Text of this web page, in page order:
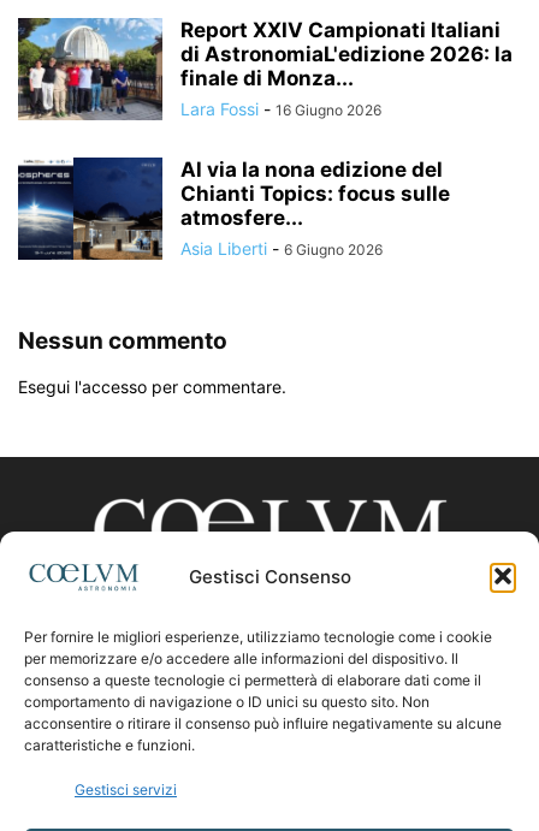
Gestisci Consenso
Per fornire le migliori esperienze, utilizziamo tecnologie come i cookie
per memorizzare e/o accedere alle informazioni del dispositivo. Il
consenso a queste tecnologie ci permetterà di elaborare dati come il
comportamento di navigazione o ID unici su questo sito. Non
acconsentire o ritirare il consenso può influire negativamente su alcune
caratteristiche e funzioni.
Gestisci servizi
Report XXIV Campionati Italiani
di AstronomiaL'edizione 2026: la
finale di Monza...
Lara Fossi - 16 Giugno 2026
Al via la nona edizione del
Chianti Topics: focus sulle
atmosfere...
Asia Liberti - 6 Giugno 2026
Nessun commento
Esegui l'accesso per commentare.
CHI SIAMO
Contattaci:coelumastro@coelum.com